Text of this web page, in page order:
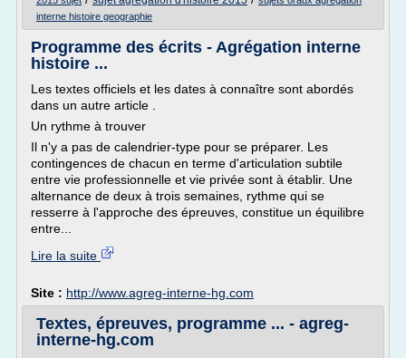
interne histoire geographie
Programme des écrits - Agrégation interne
histoire ...
Les textes officiels et les dates à connaître sont abordés
dans un autre article .
Un rythme à trouver
Il n'y a pas de calendrier-type pour se préparer. Les
contingences de chacun en terme d'articulation subtile
entre vie professionnelle et vie privée sont à établir. Une
alternance de deux à trois semaines, rythme qui se
resserre à l'approche des épreuves, constitue un équilibre
entre...
Lire la suite
Site : http://www.agreg-interne-hg.com
Textes, épreuves, programme ... - agreg-
interne-hg.com